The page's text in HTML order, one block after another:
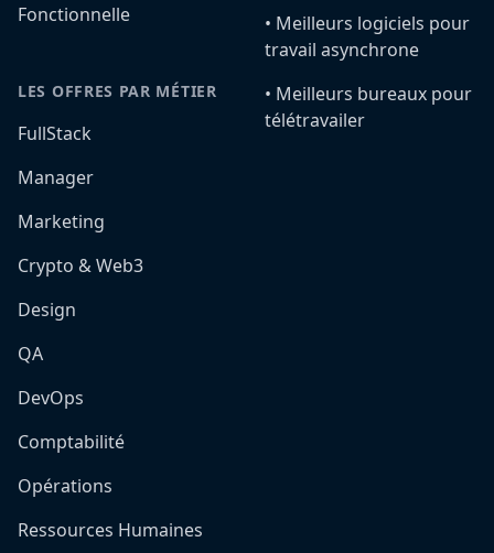
Fonctionnelle
LES OFFRES PAR MÉTIER
FullStack
Manager
Marketing
Crypto & Web3
Design
QA
DevOps
Comptabilité
Opérations
Ressources Humaines
•️ Meilleurs logiciels pour
travail asynchrone
•️ Meilleurs bureaux pour
télétravailer